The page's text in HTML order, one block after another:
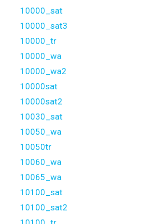
10000_sat
10000_sat3
10000_tr
10000_wa
10000_wa2
10000sat
10000sat2
10030_sat
10050_wa
10050tr
10060_wa
10065_wa
10100_sat
10100_sat2